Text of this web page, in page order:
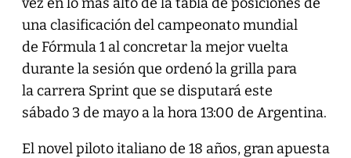
una clasificación del campeonato mundial
de Fórmula 1 al concretar la mejor vuelta
durante la sesión que ordenó la grilla para
la carrera Sprint que se disputará este
sábado 3 de mayo a la hora 13:00 de Argentina.
El novel piloto italiano de 18 años, gran apuesta